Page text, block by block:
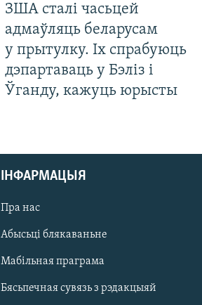
ЗША сталі часьцей
адмаўляць беларусам
у прытулку. Іх спрабуюць
дэпартаваць у Бэліз і
Ўганду, кажуць юрысты
ІНФАРМАЦЫЯ
Пра нас
Абысьці блякаваньне
Мабільная праграма
Бясьпечная сувязь з рэдакцыяй